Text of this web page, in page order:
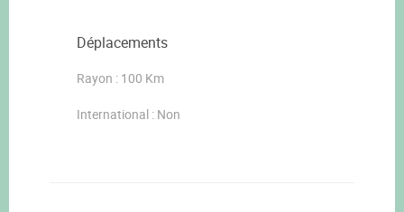
Déplacements
Rayon : 100 Km
International : Non